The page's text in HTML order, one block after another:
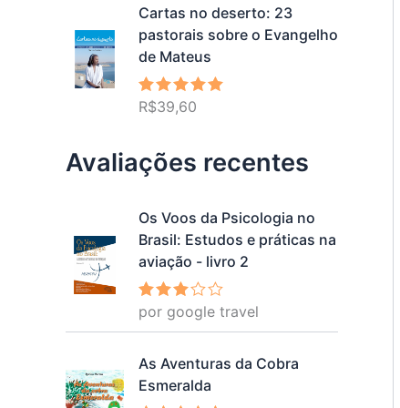
Cartas no deserto: 23
pastorais sobre o Evangelho
de Mateus
Avaliação
R$39,60
Avaliações recentes
Os Voos da Psicologia no
Brasil: Estudos e práticas na
aviação - livro 2
Avalia
ção 3
por google travel
As Aventuras da Cobra
Esmeralda